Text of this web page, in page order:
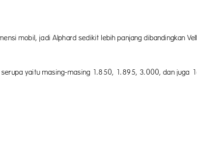
mobil, jadi Alphard sedikit lebih panjang dibandingkan
yaitu masing-masing 1.850, 1.895, 3.000, dan juga